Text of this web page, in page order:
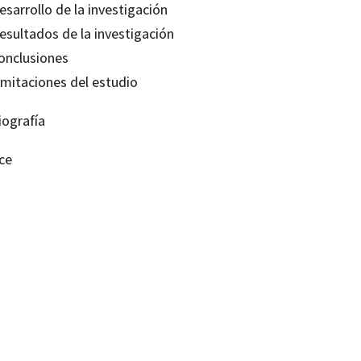
de la investigación
de la investigación
del estudio